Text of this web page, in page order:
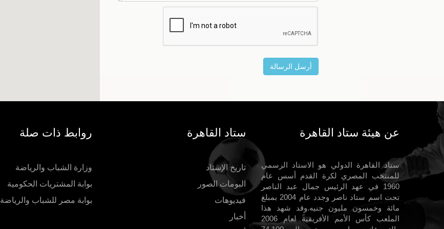
عن هيئة ستاد القاهرة
ستاد القاهرة الدولي هو الاستاد الرسمي
للمنتخب المصري لكرة القدم أسس عام
1960 في عهد الرئيس جمال عبد الناصر
تحت اسم ستاد ناصر وجدد عام 2004 بمبلغ
مائة وخمسون مليون جنيه.وقد شهد هذا
الملعب كأس الأمم الأفريقية لعام 2006
ستاد القاهرة
تاريخ الإستاد
البومات الصور
فيديوهات
أخبار
روابط ذات صلة
وزارة الشباب والرياضة
بوابة المشتريات الحكومية
بوابة مصر للشباب والرياضة